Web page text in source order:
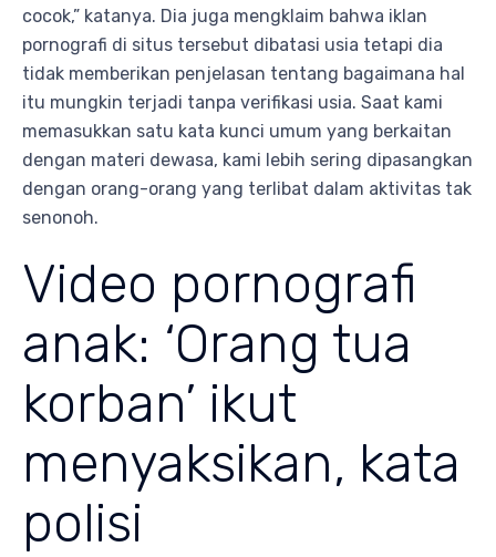
cocok,” katanya. Dia juga mengklaim bahwa iklan
pornografi di situs tersebut dibatasi usia tetapi dia
tidak memberikan penjelasan tentang bagaimana hal
itu mungkin terjadi tanpa verifikasi usia. Saat kami
memasukkan satu kata kunci umum yang berkaitan
dengan materi dewasa, kami lebih sering dipasangkan
dengan orang-orang yang terlibat dalam aktivitas tak
senonoh.
Video pornografi
anak: ‘Orang tua
korban’ ikut
menyaksikan, kata
polisi